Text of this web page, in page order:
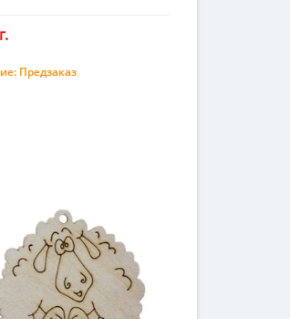
Предзаказ
Предзаказ